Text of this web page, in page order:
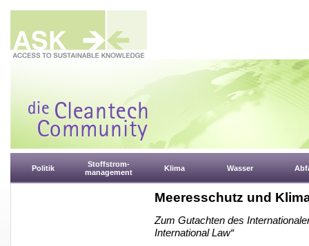
Politik
Stoffstrom-
management
Klima Wasser
Meeresschutz und
Zum Gutachten des
International Law“